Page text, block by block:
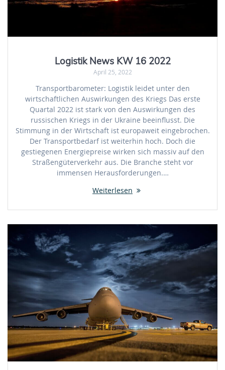
Logistik News KW 16 2022
April 25, 2022
Transportbarometer: Logistik leidet unter den
wirtschaftlichen Auswirkungen des Kriegs Das erste
Quartal 2022 ist stark von den Auswirkungen des
russischen Kriegs in der Ukraine beeinflusst. Die
Stimmung in der Wirtschaft ist europaweit eingebrochen.
Der Transportbedarf ist weiterhin hoch. Doch die
gestiegenen Energiepreise wirken sich massiv auf den
Straßengüterverkehr aus. Die Branche steht vor
immensen Herausforderungen.…
Weiterlesen